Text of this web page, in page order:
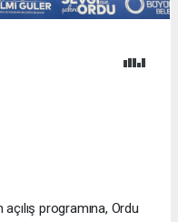
programına, Ordu